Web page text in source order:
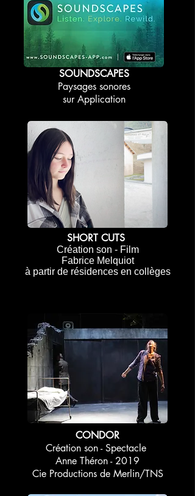
SOUNDSCAPES
Paysages sonores
sur Application
SHORT CUTS
Création son - Film
Fabrice Melquiot
à partir de résidences en collèges
CONDOR
Création son - Spectacle
Anne Théron - 2019
Cie Productions de Merlin/TNS